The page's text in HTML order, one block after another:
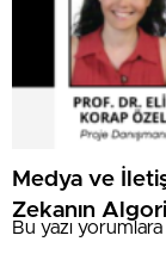
Medya ve
Zekanın
Farkındalık
Bu yazı yorumlara